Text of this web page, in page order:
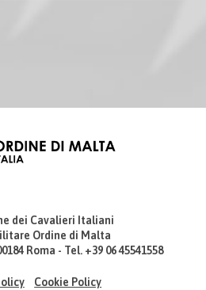
dei Cavalieri Italiani
Ordine di Malta
Roma - Tel. +39 06 45541558
Cookie Policy